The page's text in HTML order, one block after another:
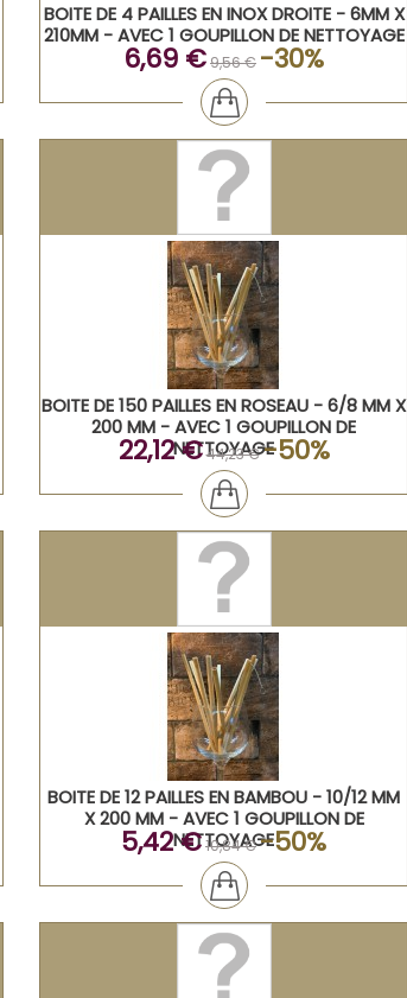
BOITE DE 4 PAILLES EN INOX DROITE - 6MM X
210MM - AVEC 1 GOUPILLON DE NETTOYAGE
6,69 €9,56 € -30%
BOITE DE 150 PAILLES EN ROSEAU - 6/8 MM X
200 MM - AVEC 1 GOUPILLON DE
NETTOYAGE
22,12 €44,23 €-50%
BOITE DE 12 PAILLES EN BAMBOU - 10/12 MM
X 200 MM - AVEC 1 GOUPILLON DE
NETTOYAGE
5,42 €10,84 €-50%